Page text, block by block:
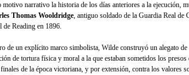
motivo narrativo la historia de los días anteriores a la ejecución,
Thomas Wooldridge, antiguo soldado de la Guardia Real de
de Reading en 1896.
de un explícito marco simbolista, Wilde construyó un alegato
de tortura física y moral a la que estaban sometidos los
de la época victoriana, y por extensión, contra los valores